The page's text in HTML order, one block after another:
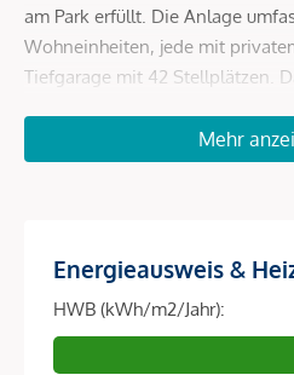
am Park erfüllt. Die Anlage
Wohneinheiten, jede mit
Tiefgarage mit 42 Stellplätzen.
Stiegen und eine
Quadratmetern.
PARK FLATS vereint urbanes
Weise – ein Ort, um das Leben
genießen.
Mehr
Energieausweis &
HWB (kWh/m2/Jahr):